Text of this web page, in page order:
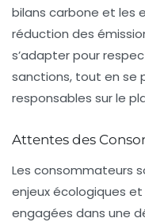
bilans carbone et les
réduction des
s’adapter pour
sanctions, tout en se
responsables sur le
Attentes des
Les consommateurs
enjeux écologiques
engagées dans une